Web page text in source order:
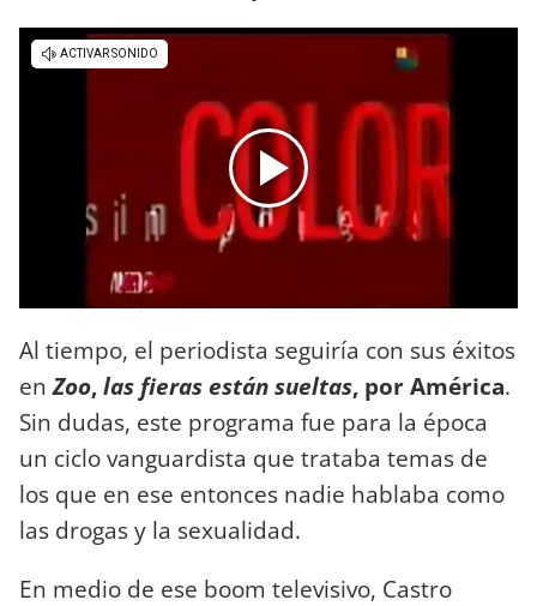
Al tiempo, el periodista seguiría con sus éxitos
enZoo,las fieras están sueltas, por América.
Sin dudas, este programa fue para la época
un ciclo vanguardista que trataba temas de
los que en ese entonces nadie hablaba como
las drogas y la sexualidad.
En medio de ese boom televisivo, Castro